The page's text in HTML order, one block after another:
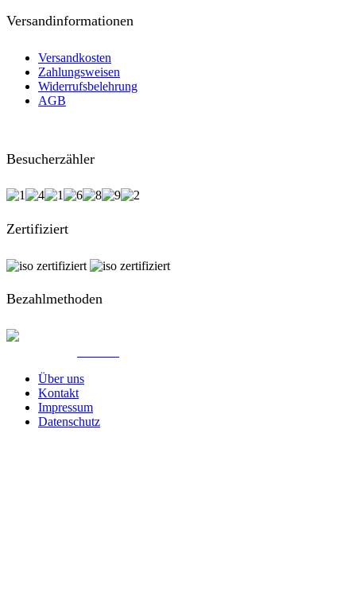
Versandinformationen
Versandkosten
Zahlungsweisen
Widerrufsbelehrung
AGB
Besucherzähler
Zertifiziert
Bezahlmethoden
Über uns
Kontakt
Impressum
Datenschutz